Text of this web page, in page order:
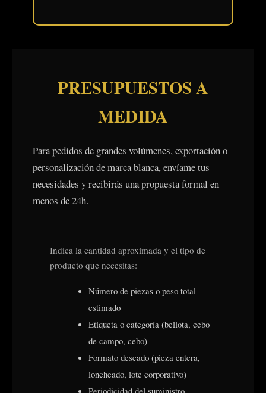
PRESUPUESTOS A
MEDIDA
Para pedidos de grandes volúmenes, exportación o
personalización de marca blanca, envíame tus
necesidades y recibirás una propuesta formal en
menos de 24h.
Indica la cantidad aproximada y el tipo de
producto que necesitas:
Número de piezas o peso total
estimado
Etiqueta o categoría (bellota, cebo
de campo, cebo)
Formato deseado (pieza entera,
loncheado, lote corporativo)